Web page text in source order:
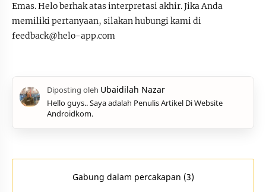
Emas. Helo berhak atas interpretasi akhir. Jika Anda
memiliki pertanyaan, silakan hubungi kami di
feedback@helo-app.com
Hello guys.. Saya adalah Penulis Artikel Di Website
Androidkom.
Gabung dalam percakapan (3)